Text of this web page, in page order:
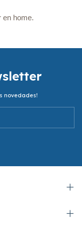
en home.
novedades!